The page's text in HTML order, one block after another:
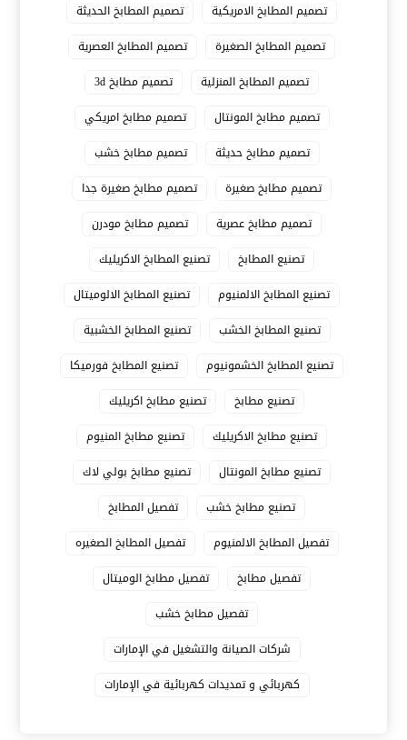
تصميم المطابخ الامريكية
تصميم المطابخ الحديثة
تصميم المطابخ الصغيرة
تصميم المطابخ العصرية
تصميم المطابخ المنزلية
تصميم مطابخ 3d
تصميم مطابخ المونتال
تصميم مطابخ امريكي
تصميم مطابخ حديثة
تصميم مطابخ خشب
تصميم مطابخ صغيرة
تصميم مطابخ صغيرة جدا
تصميم مطابخ عصرية
تصميم مطابخ مودرن
تصنيع المطابخ
تصنيع المطابخ الاكريليك
تصنيع المطابخ الالمنيوم
تصنيع المطابخ الالوميتال
تصنيع المطابخ الخشب
تصنيع المطابخ الخشبية
تصنيع المطابخ الخشمونيوم
تصنيع المطابخ فورميكا
تصنيع مطابخ
تصنيع مطابخ اكريليك
تصنيع مطابخ الاكريليك
تصنيع مطابخ المنيوم
تصنيع مطابخ المونتال
تصنيع مطابخ بولي لاك
تصنيع مطابخ خشب
تفصيل المطابخ
تفصيل المطابخ الالمنيوم
تفصيل المطابخ الصغيره
تفصيل مطابخ
تفصيل مطابخ الوميتال
تفصيل مطابخ خشب
شركات الصيانة والتشغيل في الإمارات
كهربائي و تمديدات كهربائية في الإمارات